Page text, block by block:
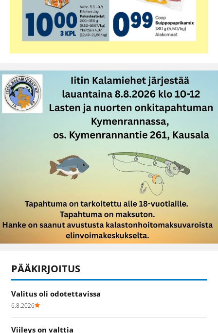
PÄÄKIRJOITUS
Valitus oli odotettavissa
6.8.2026
Viileys on valttia